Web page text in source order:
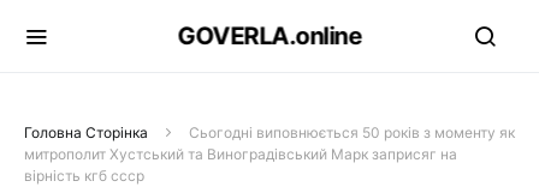
GOVERLA.online
Головна Сторінка
Сьогодні виповнюється 50 років з моменту як
митрополит Хустський та Виноградівський Марк заприсяг на
вірність кгб ссср